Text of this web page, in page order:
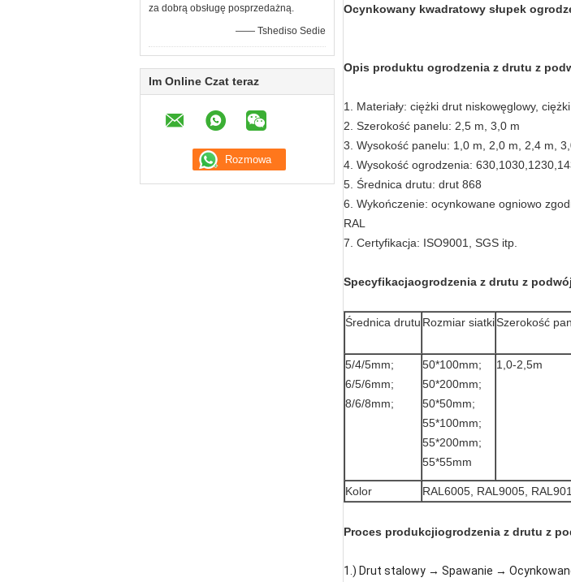
za dobrą obsługę posprzedażną.
—— Tshediso Sedie
Im Online Czat teraz
Ocynkowany kwadratowy słupek
Opis produktu ogrodzenia z drutu z
1. Materiały: ciężki drut niskowęglowy,
2. Szerokość panelu: 2,5 m, 3,0 m
3. Wysokość panelu: 1,0 m, 2,0 m, 2,4 m,
4. Wysokość ogrodzenia:
5. Średnica drutu: drut 868
6. Wykończenie: ocynkowane ogniowo
RAL
7. Certyfikacja: ISO9001, SGS itp.
Specyfikacjaogrodzenia z drutu z
Średnica drutu Rozmiar siatkiSzerokość
5/4/5mm;
6/5/6mm;
8/6/8mm;
50*100mm;
50*200mm;
50*50mm;
55*100mm;
55*200mm;
55*55mm
1,0-2,5m
Kolor
RAL6005, RAL9005,
Proces produkcjiogrodzenia z drutu z
1.) Drut stalowy → Spawanie →